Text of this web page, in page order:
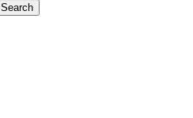
Search